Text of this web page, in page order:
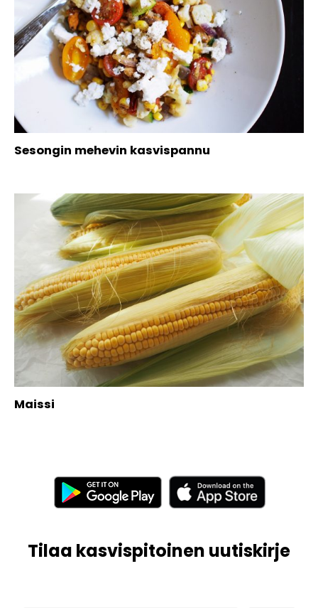
Sesongin mehevin kasvispannu
Maissi
Tilaa kasvispitoinen uutiskirje